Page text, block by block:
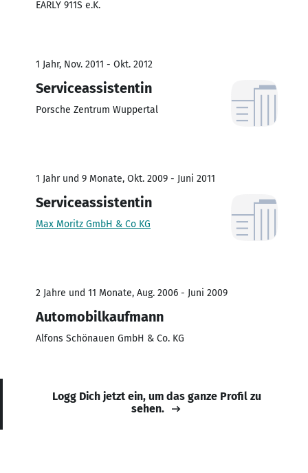
EARLY 911S e.K.
1 Jahr, Nov. 2011 - Okt. 2012
Serviceassistentin
Porsche Zentrum Wuppertal
1 Jahr und 9 Monate, Okt. 2009 - Juni 2011
Serviceassistentin
Max Moritz GmbH & Co KG
2 Jahre und 11 Monate, Aug. 2006 - Juni 2009
Automobilkaufmann
Alfons Schönauen GmbH & Co. KG
Logg Dich jetzt ein, um das ganze Profil zu
sehen.